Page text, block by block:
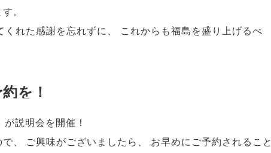
。
くれた感謝を忘れずに、
これからも福島を盛り上げるべ
を！
が説明会を開催！
で、 ご興味がございましたら 、
お早めにご予約されること